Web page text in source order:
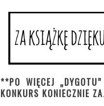
**PO WIĘCEJ
KONKURS KONIECZNIE